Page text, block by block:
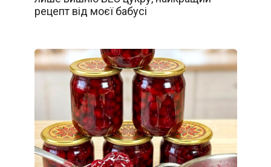
рецепт від моєї бабусі